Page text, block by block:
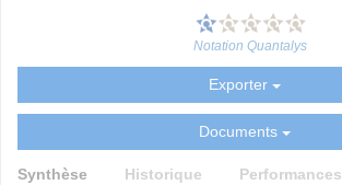
Notation Quantalys
Exporter
Documents
Synthèse Historique Performances